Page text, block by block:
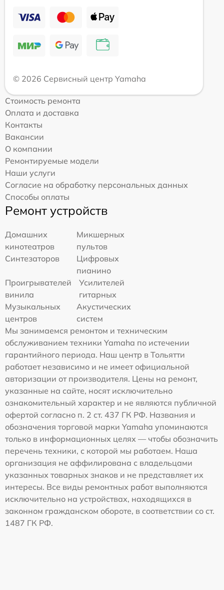
© 2026 Сервисный центр Yamaha
Стоимость ремонта
Оплата и доставка
Контакты
Вакансии
О компании
Ремонтируемые модели
Наши услуги
Согласие на обработку персональных данных
Способы оплаты
Ремонт устройств
Домашних
кинотеатров
Микшерных
пультов
Синтезаторов
Цифровых
пианино
Проигрывателей
винила
Усилителей
гитарных
Музыкальных
центров
Акустических
систем
Мы занимаемся ремонтом и техническим
обслуживанием техники Yamaha по истечении
гарантийного периода. Наш центр в Тольятти
работает независимо и не имеет официальной
авторизации от производителя. Цены на ремонт,
указанные на сайте, носят исключительно
ознакомительный характер и не являются публичной
офертой согласно п. 2 ст. 437 ГК РФ. Названия и
обозначения торговой марки Yamaha упоминаются
только в информационных целях — чтобы обозначить
перечень техники, с которой мы работаем. Наша
организация не аффилирована с владельцами
указанных товарных знаков и не представляет их
интересы. Все виды ремонтных работ выполняются
исключительно на устройствах, находящихся в
законном гражданском обороте, в соответствии со ст.
1487 ГК РФ.